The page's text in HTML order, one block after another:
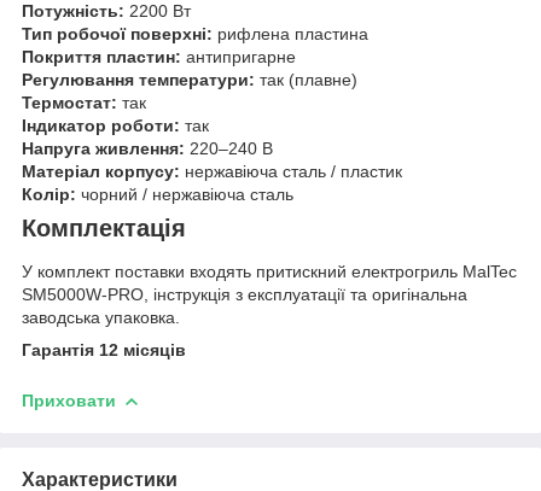
Потужність: 2200 Вт
Тип робочої поверхні: рифлена пластина
Покриття пластин: антипригарне
Регулювання температури: так (плавне)
Термостат: так
Індикатор роботи: так
Напруга живлення: 220–240 В
Матеріал корпусу: нержавіюча сталь / пластик
Колір: чорний / нержавіюча сталь
Комплектація
У комплект поставки входять притискний електрогриль MalTec
SM5000W-PRO, інструкція з експлуатації та оригінальна
заводська упаковка.
Гарантія 12 місяців
Приховати
Характеристики